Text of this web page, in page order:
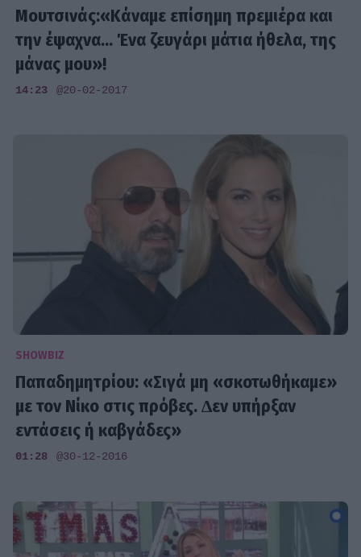
Μουτσινάς:«Κάναμε επίσημη πρεμιέρα και
την έψαχνα... Ένα ζευγάρι μάτια ήθελα, της
μάνας μου»!
14:23 @20-02-2017
SHOWBIZ
Παπαδημητρίου: «Σιγά µη «σκοτωθήκαµε»
με τον Νίκο στις πρόβες. ∆εν υπήρξαν
εντάσεις ή καβγάδες»
01:28 @30-12-2016